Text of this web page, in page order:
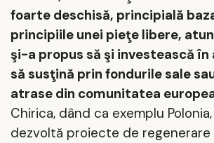
foarte deschisă, principială
principiile unei pieţe libere,
şi-a propus să şi investească în
să susţină prin fondurile sale
atrase din comunitatea
Chirica, dând ca exemplu
dezvoltă proiecte de regenerare